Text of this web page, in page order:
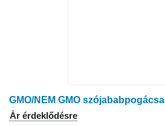
GMO/NEM GMO szójababpogácsa
Ár érdeklődésre